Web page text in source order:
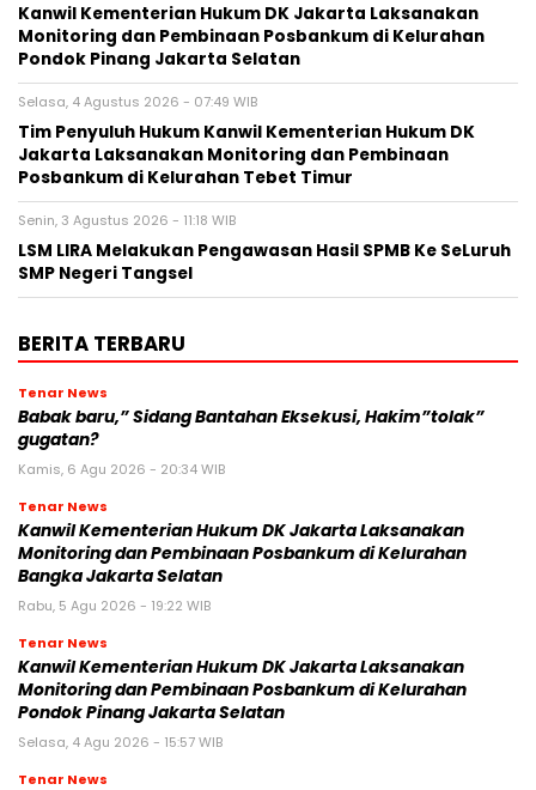
Kanwil Kementerian Hukum DK Jakarta Laksanakan
Monitoring dan Pembinaan Posbankum di Kelurahan
Pondok Pinang Jakarta Selatan
Selasa, 4 Agustus 2026 - 07:49 WIB
Tim Penyuluh Hukum Kanwil Kementerian Hukum DK
Jakarta Laksanakan Monitoring dan Pembinaan
Posbankum di Kelurahan Tebet Timur
Senin, 3 Agustus 2026 - 11:18 WIB
LSM LIRA Melakukan Pengawasan Hasil SPMB Ke SeLuruh
SMP Negeri Tangsel
BERITA TERBARU
Tenar News
Babak baru,” Sidang Bantahan Eksekusi, Hakim”tolak”
gugatan?
Kamis, 6 Agu 2026 - 20:34 WIB
Tenar News
Kanwil Kementerian Hukum DK Jakarta Laksanakan
Monitoring dan Pembinaan Posbankum di Kelurahan
Bangka Jakarta Selatan
Rabu, 5 Agu 2026 - 19:22 WIB
Tenar News
Kanwil Kementerian Hukum DK Jakarta Laksanakan
Monitoring dan Pembinaan Posbankum di Kelurahan
Pondok Pinang Jakarta Selatan
Selasa, 4 Agu 2026 - 15:57 WIB
Tenar News